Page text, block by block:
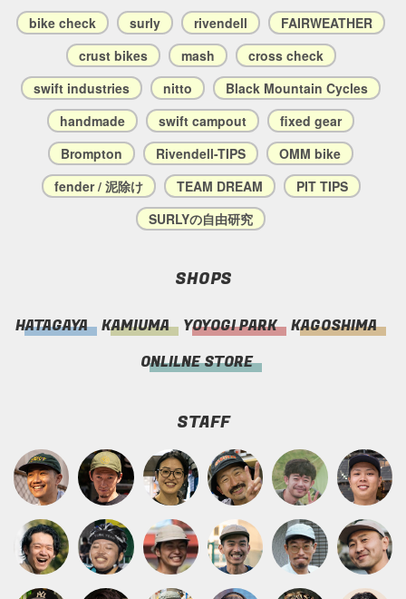
bike check surly rivendell
FAIRWEATHER
crust bikes
mash
cross check
swift industries
nitto
Black Mountain Cycles
handmade
swift campout
fixed gear
Brompton
Rivendell-TIPS
OMM bike
fender / 泥除け
TEAM DREAM
PIT TIPS
SURLYの自由研究
SHOPS
HATAGAYA KAMIUMA YOYOGI PARK
KAGOSHIMA
ONLILNE STORE
STAFF